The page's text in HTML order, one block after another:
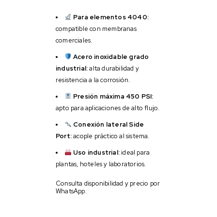
Para elementos 4040:
compatible con membranas
comerciales.
Acero inoxidable grado
industrial:alta durabilidad y
resistencia a la corrosión.
Presión máxima 450 PSI:
apto para aplicaciones de alto flujo.
Conexión lateral Side
Port:acople práctico al sistema.
Uso industrial:ideal para
plantas, hoteles y laboratorios.
Consulta disponibilidad y precio por
WhatsApp.